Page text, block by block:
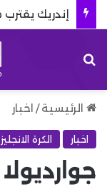
الرئيسية / اخبار
اخبار الكرة